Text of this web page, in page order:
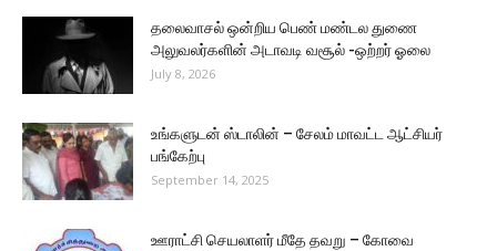
தலைவாசல் ஒன்றிய பெண் மண்டல துணை
அலுவலர்களின் அடாவடி வசூல் -ஒற்றர் ஓலை
July 8, 2026
உங்களுடன் ஸ்டாலின் – சேலம் மாவட்ட ஆட்சியர்
பங்கேற்பு
September 14, 2025
ஊராட்சி செயலாளர் மீதே தவறு – கோவை